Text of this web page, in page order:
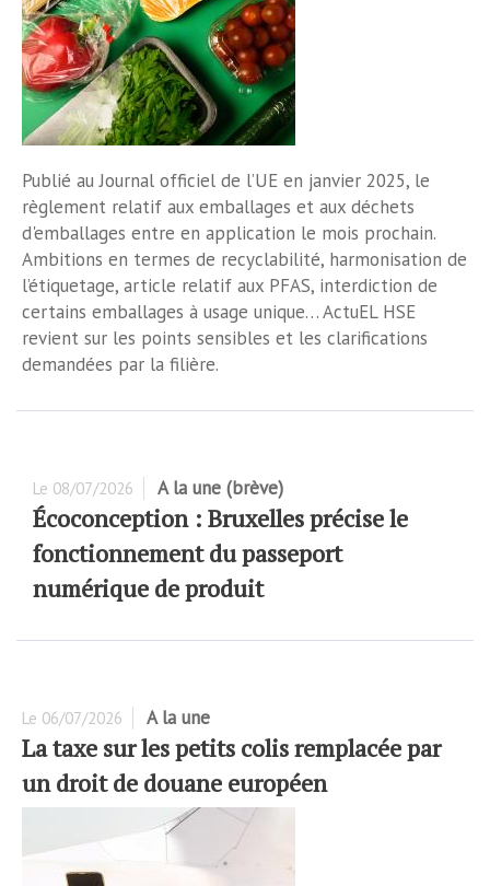
Publié au Journal officiel de l’UE en janvier 2025, le
règlement relatif aux emballages et aux déchets
d'emballages entre en application le mois prochain.
Ambitions en termes de recyclabilité, harmonisation de
l’étiquetage, article relatif aux PFAS, interdiction de
certains emballages à usage unique… ActuEL HSE
revient sur les points sensibles et les clarifications
demandées par la filière.
Le 08/07/2026 A la une (brève)
Écoconception : Bruxelles précise le
fonctionnement du passeport
numérique de produit
Le 06/07/2026 A la une
La taxe sur les petits colis remplacée par
un droit de douane européen